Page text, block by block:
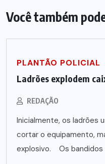
Você também
PLANTÃO POLICIAL
Ladrões explodem
REDAÇÃO
Inicialmente, os ladrões
cortar o equipamento,
explosivo. Os bandidos